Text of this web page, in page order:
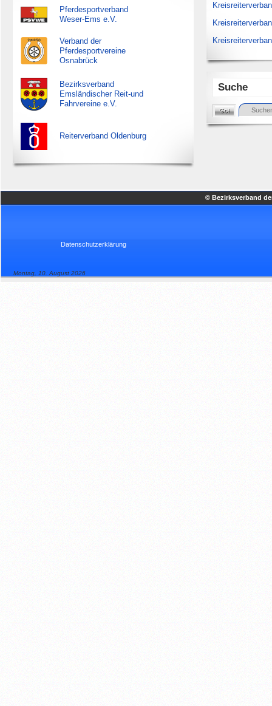
Pferdesportverband
Weser-Ems e.V.
Verband der
Pferdesportvereine
Osnabrück
Bezirksverband
Emsländischer Reit-und
Fahrvereine e.V.
Reiterverband Oldenburg
Suche
© Bezirksverband
Datenschutzerklärung
Montag, 10. August 2026